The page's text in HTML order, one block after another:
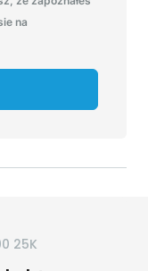
na
25K